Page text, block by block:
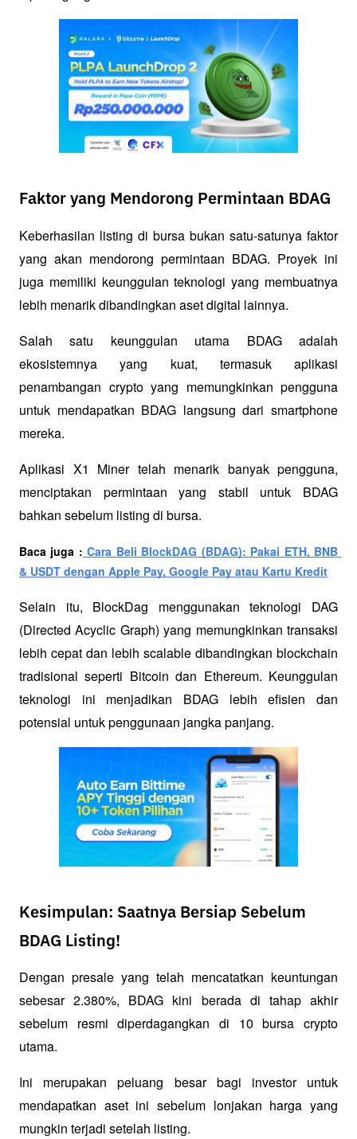
Faktor yang Mendorong Permintaan BDAG
Keberhasilan listing di bursa bukan satu-satunya faktor
yang akan mendorong permintaan BDAG. Proyek ini
juga memiliki keunggulan teknologi yang membuatnya
lebih menarik dibandingkan aset digital lainnya.
Salah satu keunggulan utama BDAG adalah
ekosistemnya yang kuat, termasuk aplikasi
penambangan crypto yang memungkinkan pengguna
untuk mendapatkan BDAG langsung dari smartphone
mereka.
Aplikasi X1 Miner telah menarik banyak pengguna,
menciptakan permintaan yang stabil untuk BDAG
bahkan sebelum listing di bursa.
Baca juga : Cara Beli BlockDAG (BDAG): Pakai ETH, BNB
& USDT dengan Apple Pay, Google Pay atau Kartu Kredit
Selain itu, BlockDag menggunakan teknologi DAG
(Directed Acyclic Graph) yang memungkinkan transaksi
lebih cepat dan lebih scalable dibandingkan blockchain
tradisional seperti Bitcoin dan Ethereum. Keunggulan
teknologi ini menjadikan BDAG lebih efisien dan
potensial untuk penggunaan jangka panjang.
Kesimpulan: Saatnya Bersiap Sebelum
BDAG Listing!
Dengan presale yang telah mencatatkan keuntungan
sebesar 2.380%, BDAG kini berada di tahap akhir
sebelum resmi diperdagangkan di 10 bursa crypto
utama.
Ini merupakan peluang besar bagi investor untuk
mendapatkan aset ini sebelum lonjakan harga yang
mungkin terjadi setelah listing.